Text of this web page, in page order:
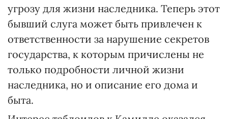
угрозу для жизни наследника. Теперь этот
бывший слуга может быть привлечен к
ответственности за нарушение секретов
государства, к которым причислены не
только подробности личной жизни
наследника, но и описание его дома и
быта.